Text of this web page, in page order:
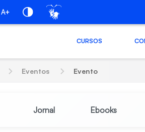
A+
CURSOS
Eventos Evento
Jornal Ebooks